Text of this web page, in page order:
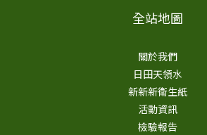
全站地圖
關於我們
日田天領水
新新新衛生紙
活動資訊
檢驗報告